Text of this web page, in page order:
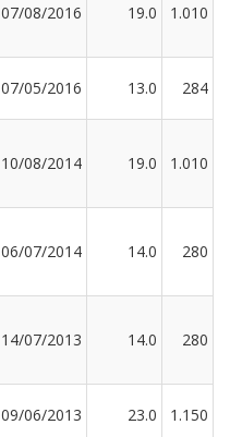
07/08/2016 19.0 1.010
07/05/2016 13.0 284
10/08/2014 19.0 1.010
06/07/2014 14.0 280
14/07/2013 14.0 280
09/06/2013 23.0 1.150